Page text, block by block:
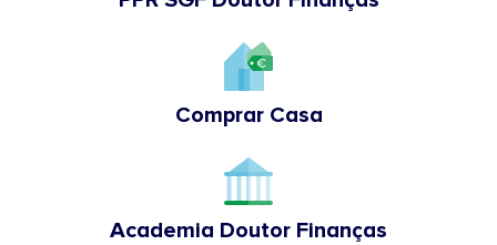
Comprar Casa
Academia Doutor Finanças